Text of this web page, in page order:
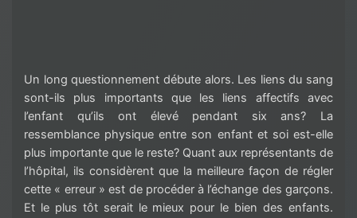
Un long questionnement débute alors. Les liens du sang
sont-ils plus importants que les liens affectifs avec
l’enfant qu’ils ont élevé pendant six ans? La
ressemblance physique entre son enfant et soi est-elle
plus importante que le reste? Quant aux représentants de
l’hôpital, ils considèrent que la meilleure façon de régler
cette « erreur » est de procéder à l’échange des garçons.
Et le plus tôt serait le mieux pour le bien des enfants.